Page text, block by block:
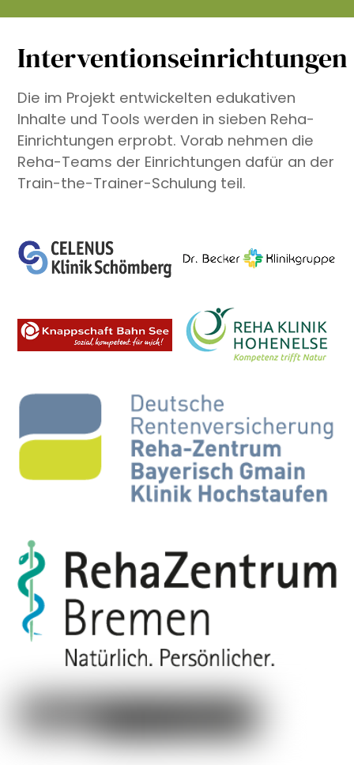
Interventionseinrichtungen
Die im Projekt entwickelten edukativen
Inhalte und Tools werden in sieben Reha-
Einrichtungen erprobt. Vorab nehmen die
Reha-Teams der Einrichtungen dafür an der
Train-the-Trainer-Schulung teil.